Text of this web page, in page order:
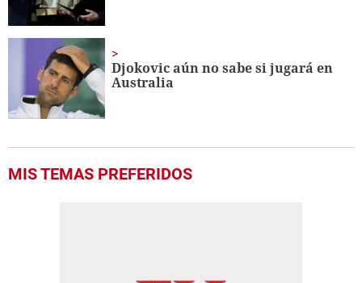
Djokovic aún no sabe si jugará en
Australia
MIS TEMAS PREFERIDOS